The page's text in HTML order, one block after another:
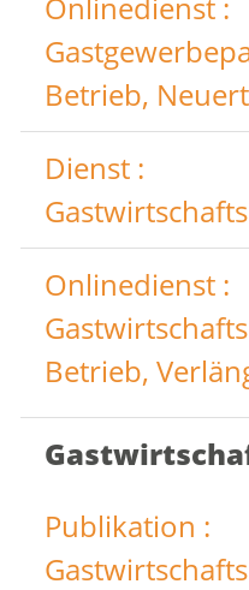
Betrieb,
Dienst :
Onlinedienst :
Betrieb,
Publikation :